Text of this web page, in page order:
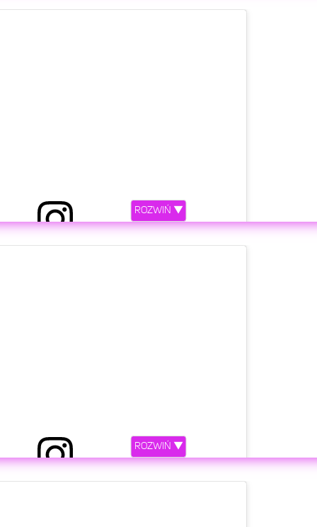
Oxlade-Chamberlain (@alexoxchamberlain)
Perrie Edwards 🖤 (@perrieedwards)
ROZWIŃ ▼
ROZWIŃ ▼